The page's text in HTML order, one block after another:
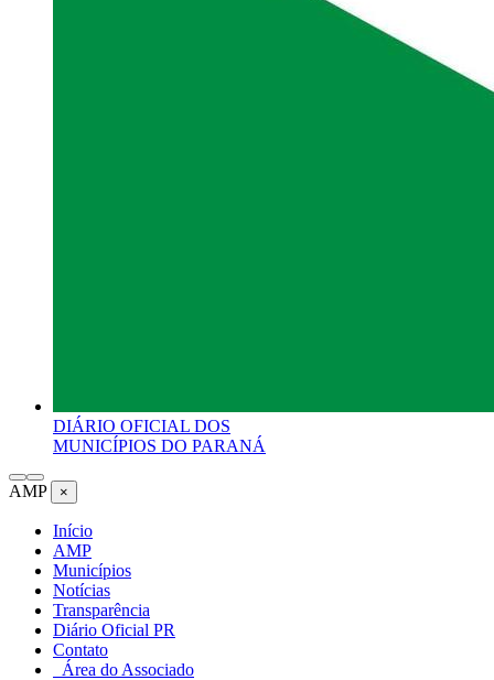
DIÁRIO OFICIAL DOS
MUNICÍPIOS DO PARANÁ
AMP ×
Início
AMP
Municípios
Notícias
Transparência
Diário Oficial PR
Contato
Área do Associado